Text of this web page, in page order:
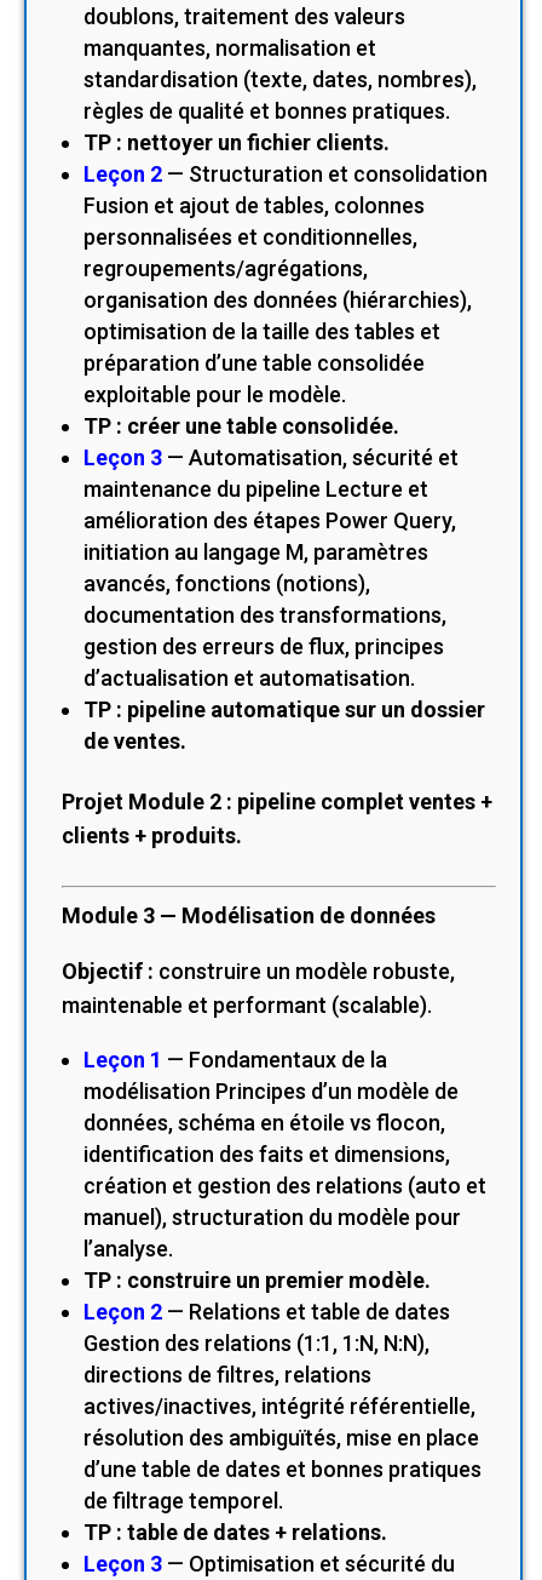
doublons, traitement des valeurs
manquantes, normalisation et
standardisation (texte, dates, nombres),
règles de qualité et bonnes pratiques.
TP : nettoyer un fichier clients.
Leçon 2— Structuration et consolidation
Fusion et ajout de tables, colonnes
personnalisées et conditionnelles,
regroupements/agrégations,
organisation des données (hiérarchies),
optimisation de la taille des tables et
préparation d’une table consolidée
exploitable pour le modèle.
TP : créer une table consolidée.
Leçon 3 — Automatisation, sécurité et
maintenance du pipeline Lecture et
amélioration des étapes Power Query,
initiation au langage M, paramètres
avancés, fonctions (notions),
documentation des transformations,
gestion des erreurs de flux, principes
d’actualisation et automatisation.
TP : pipeline automatique sur un dossier
de ventes.
Projet Module 2 : pipeline complet ventes +
clients + produits.
Module 3 — Modélisation de données
Objectif : construire un modèle robuste,
maintenable et performant (scalable).
Leçon 1 — Fondamentaux de la
modélisation Principes d’un modèle de
données, schéma en étoile vs flocon,
identification des faits et dimensions,
création et gestion des relations (auto et
manuel), structuration du modèle pour
l’analyse.
TP : construire un premier modèle.
Leçon 2 — Relations et table de dates
Gestion des relations (1:1, 1:N, N:N),
directions de filtres, relations
actives/inactives, intégrité référentielle,
résolution des ambiguïtés, mise en place
d’une table de dates et bonnes pratiques
de filtrage temporel.
TP : table de dates + relations.
Leçon 3 — Optimisation et sécurité du